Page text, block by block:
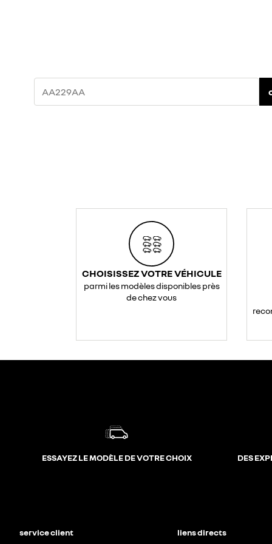
CHOISISSEZ VOTRE VÉHICULE
parmi les modèles disponibles près
de chez vous
ESSAYEZ LE MODÈLE DE VOTRE CHOIX DES
service client liens directs